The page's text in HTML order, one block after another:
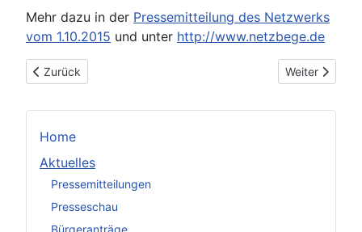
Home
Aktuelles
Pressemitteilungen
Presseschau
Bürgeranträge
Mehr dazu in der Pressemitteilung des Netzwerks
vom 1.10.2015 und unter http://www.netzbege.de
Vorheriger Beitrag: "Run for your Life"
Zurück Nächster
Weiter